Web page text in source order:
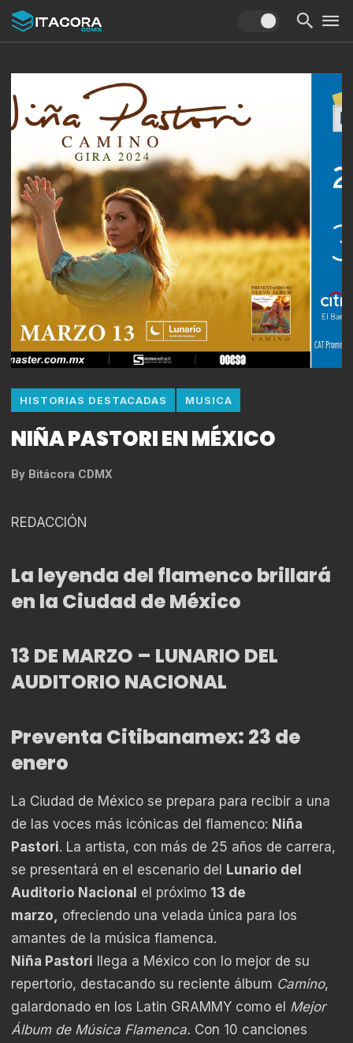
HISTORIAS DESTACADAS MUSICA
NIÑA PASTORI EN MÉXICO
By Bitácora CDMX
REDACCIÓN
La leyenda del flamenco brillará
en la Ciudad de México
13 DE MARZO – LUNARIO DEL
AUDITORIO NACIONAL
Preventa Citibanamex: 23 de
enero
La Ciudad de México se prepara para recibir a una
de las voces más icónicas del flamenco: Niña
Pastori. La artista, con más de 25 años de carrera,
se presentará en el escenario del Lunario del
Auditorio Nacional el próximo 13 de
marzo,
ofreciendo una velada única para los
amantes de la música flamenca.
Niña Pastori llega a México con lo mejor de su
repertorio, destacando su reciente álbum Camino,
galardonado en los Latin GRAMMY como el Mejor
Álbum de Música Flamenca. Con 10 canciones